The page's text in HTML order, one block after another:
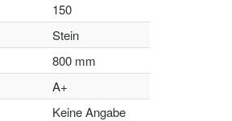
150
Stein
800 mm
A+
Keine Angabe